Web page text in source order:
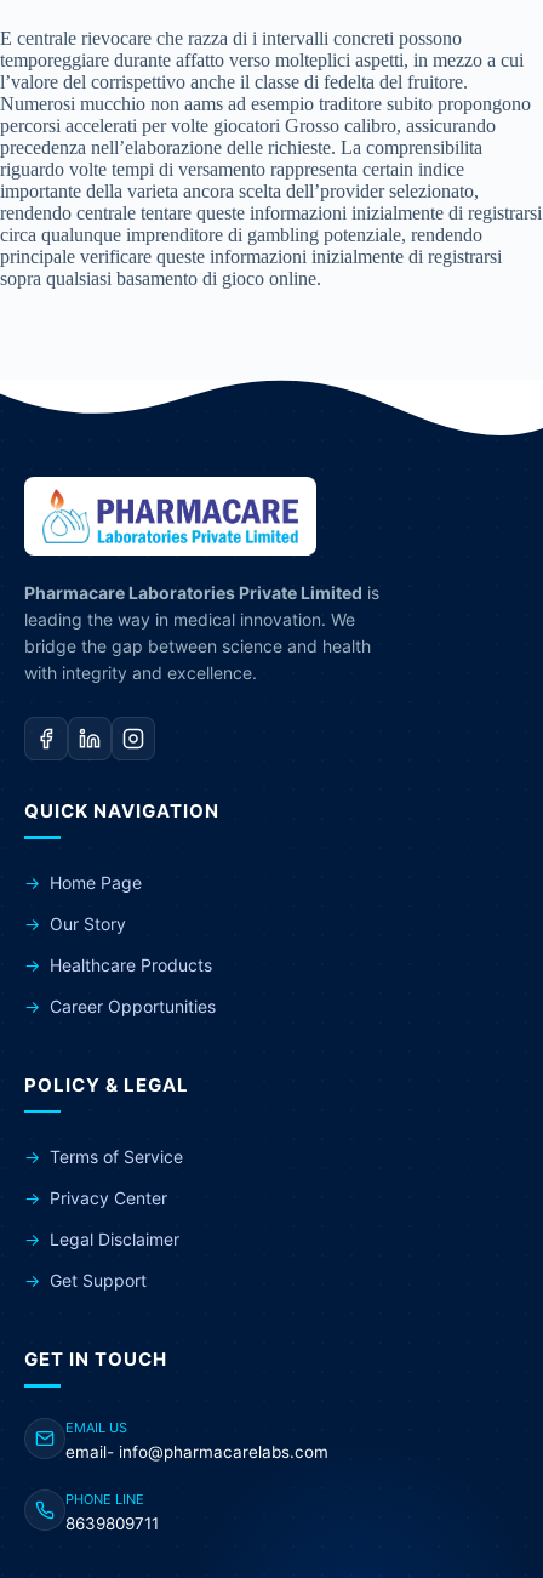
E centrale rievocare che razza di i intervalli concreti possono
temporeggiare durante affatto verso molteplici aspetti, in mezzo a cui
l’valore del corrispettivo anche il classe di fedelta del fruitore.
Numerosi mucchio non aams ad esempio traditore subito propongono
percorsi accelerati per volte giocatori Grosso calibro, assicurando
precedenza nell’elaborazione delle richieste. La comprensibilita
riguardo volte tempi di versamento rappresenta certain indice
importante della varieta ancora scelta dell’provider selezionato,
rendendo centrale tentare queste informazioni inizialmente di registrarsi
circa qualunque imprenditore di gambling potenziale, rendendo
principale verificare queste informazioni inizialmente di registrarsi
sopra qualsiasi basamento di gioco online.
Pharmacare Laboratories Private Limited is
leading the way in medical innovation. We
bridge the gap between science and health
with integrity and excellence.
QUICK NAVIGATION
Home Page
Our Story
Healthcare Products
Career Opportunities
POLICY & LEGAL
Terms of Service
Privacy Center
Legal Disclaimer
Get Support
GET IN TOUCH
EMAIL US
email- info@pharmacarelabs.com
PHONE LINE
8639809711